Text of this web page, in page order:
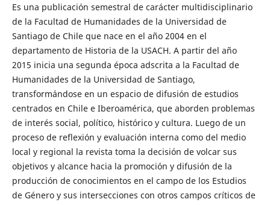
Es una publicación semestral de carácter multidisciplinario
de la Facultad de Humanidades de la Universidad de
Santiago de Chile que nace en el año 2004 en el
departamento de Historia de la USACH. A partir del año
2015 inicia una segunda época adscrita a la Facultad de
Humanidades de la Universidad de Santiago,
transformándose en un espacio de difusión de estudios
centrados en Chile e Iberoamérica, que aborden problemas
de interés social, político, histórico y cultura. Luego de un
proceso de reflexión y evaluación interna como del medio
local y regional la revista toma la decisión de volcar sus
objetivos y alcance hacia la promoción y difusión de la
producción de conocimientos en el campo de los Estudios
de Género y sus intersecciones con otros campos críticos de